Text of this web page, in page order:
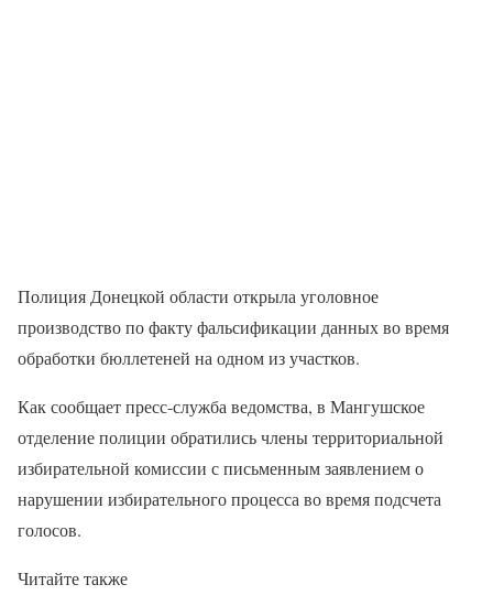
Полиция Донецкой области открыла уголовное
производство по факту фальсификации данных во время
обработки бюллетеней на одном из участков.
Как сообщает пресс-служба ведомства, в Мангушское
отделение полиции обратились члены территориальной
избирательной комиссии с письменным заявлением о
нарушении избирательного процесса во время подсчета
голосов.
Читайте также